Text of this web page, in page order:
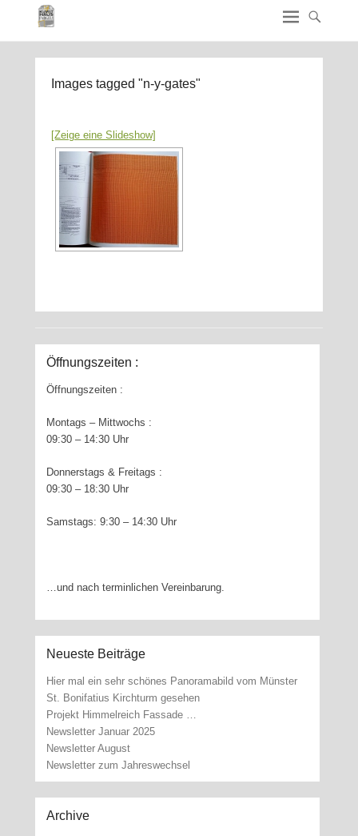
Images tagged "n-y-gates"
[Zeige eine Slideshow]
Öffnungszeiten :
Öffnungszeiten :
Montags – Mittwochs :
09:30 – 14:30 Uhr
Donnerstags & Freitags :
09:30 – 18:30 Uhr
Samstags: 9:30 – 14:30 Uhr
…und nach terminlichen Vereinbarung.
Neueste Beiträge
Hier mal ein sehr schönes Panoramabild vom Münster
St. Bonifatius Kirchturm gesehen
Projekt Himmelreich Fassade …
Newsletter Januar 2025
Newsletter August
Newsletter zum Jahreswechsel
Archive